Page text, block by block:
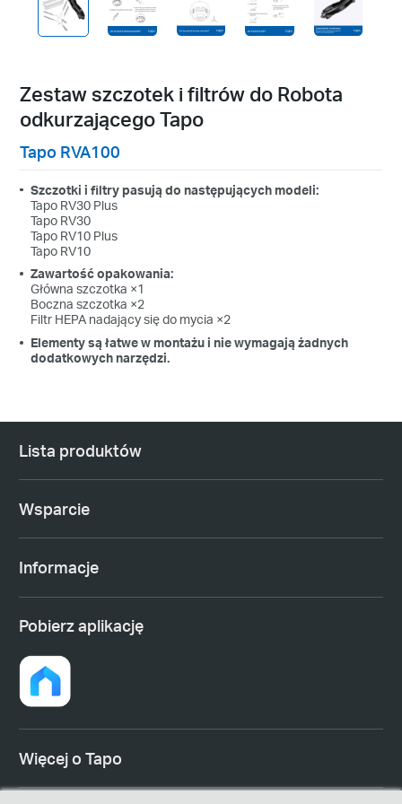
Zestaw szczotek i filtrów do Robota
odkurzającego Tapo
Tapo RVA100
Szczotki i filtry pasują do następujących modeli:
Tapo RV30 Plus
Tapo RV30
Tapo RV10 Plus
Tapo RV10
Zawartość opakowania:
Główna szczotka ×1
Boczna szczotka ×2
Filtr HEPA nadający się do mycia ×2
Elementy są łatwe w montażu i nie wymagają żadnych
dodatkowych narzędzi.
Lista produktów
Wsparcie
Informacje
Pobierz aplikację
Więcej o Tapo